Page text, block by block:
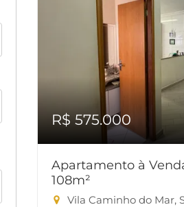
R$ 575.000
Apartamento à
108m²
Vila Caminho do Mar,